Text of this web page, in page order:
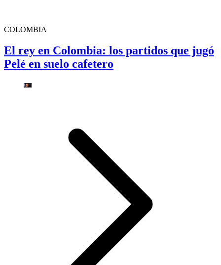
COLOMBIA
El rey en Colombia: los partidos que jugó
Pelé en suelo cafetero